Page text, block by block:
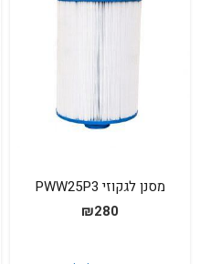
מסנן לגקוזי PWW25P3
₪280